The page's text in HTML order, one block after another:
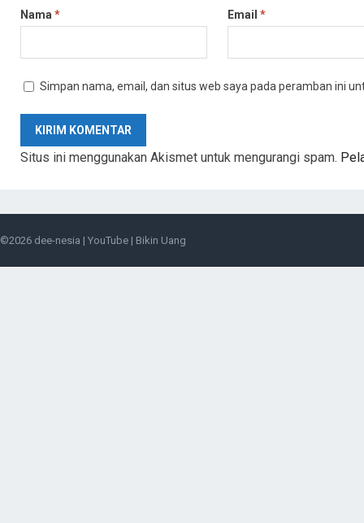
Nama * Email *
Simpan nama, email, dan situs web saya pada peramban ini
Situs ini menggunakan Akismet untuk mengurangi spam.
©2026 dee-nesia | YouTube | Bikin Uang